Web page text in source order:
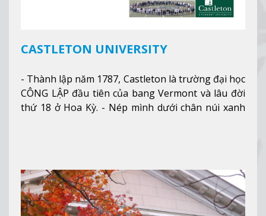
CASTLETON UNIVERSITY
- Thành lập năm 1787, Castleton là trường đại học
CÔNG LẬP đầu tiên của bang Vermont và lâu đời
thứ 18 ở Hoa Kỳ. - Nép mình dưới chân núi xanh
tuyết của trường, sinh viên có thể thưởng thức vẻ
đẹp tự nhiên của Vermont từ mọi góc trong
khuôn viên trường.Xem thêm